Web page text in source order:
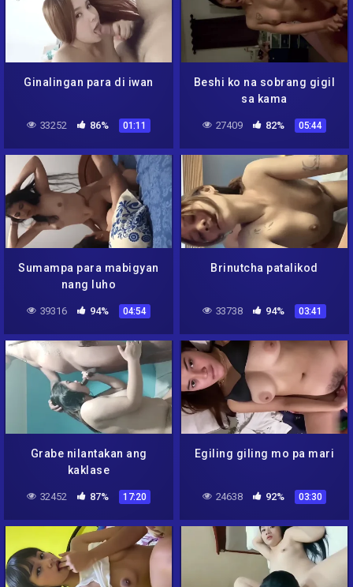
Ginalingan para di iwan
33252 86% 01:11
Beshi ko na sobrang gigil
sa kama
27409 82% 05:44
Sumampa para mabigyan
nang luho
39316 94% 04:54
Brinutcha patalikod
33738 94% 03:41
Grabe nilantakan ang
kaklase
32452 87% 17:20
Egiling giling mo pa mari
24638 92% 03:30